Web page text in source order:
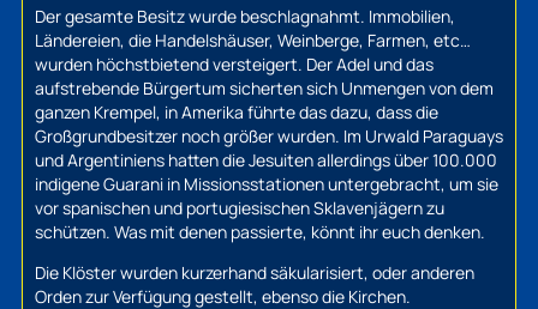
Der gesamte Besitz wurde beschlagnahmt. Immobilien,
Ländereien, die Handelshäuser, Weinberge, Farmen, etc…
wurden höchstbietend versteigert. Der Adel und das
aufstrebende Bürgertum sicherten sich Unmengen von dem
ganzen Krempel, in Amerika führte das dazu, dass die
Großgrundbesitzer noch größer wurden. Im Urwald Paraguays
und Argentiniens hatten die Jesuiten allerdings über 100.000
indigene Guarani in Missionsstationen untergebracht, um sie
vor spanischen und portugiesischen Sklavenjägern zu
schützen. Was mit denen passierte, könnt ihr euch denken.
Die Klöster wurden kurzerhand säkularisiert, oder anderen
Orden zur Verfügung gestellt, ebenso die Kirchen.